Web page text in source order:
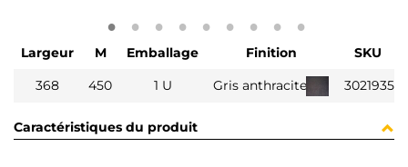
Largeur M Emballage Finition
SKU
368
450 1 U Gris anthracite 3021935
Caractéristiques du produit